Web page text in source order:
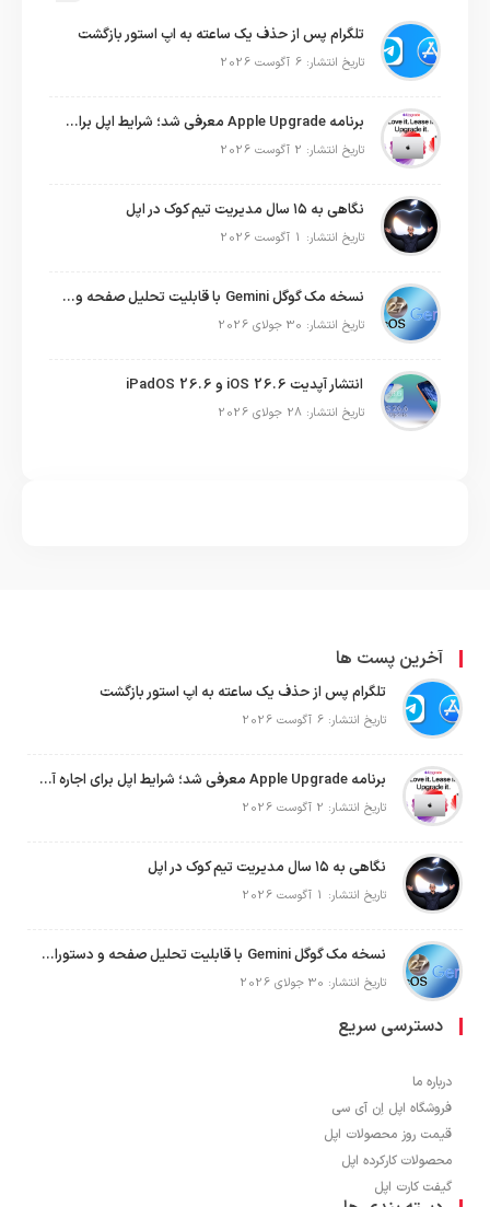
تلگرام پس از حذف یک ساعته به اپ استور بازگشت
تاریخ انتشار: 6 آگوست 2026
برنامه Apple Upgrade معرفی شد؛ شرایط اپل برای اجاره آیفون، آیپد، مک و اپل واچ
تاریخ انتشار: 2 آگوست 2026
نگاهی به ۱۵ سال مدیریت تیم کوک در اپل
تاریخ انتشار: 1 آگوست 2026
نسخه مک گوگل Gemini با قابلیت تحلیل صفحه و دستورات صوتی در به‌روزرسانی جدید
تاریخ انتشار: 30 جولای 2026
انتشار آپدیت iOS 26.6 و iPadOS 26.6
تاریخ انتشار: 28 جولای 2026
آخرین پست ها
تلگرام پس از حذف یک ساعته به اپ استور بازگشت
تاریخ انتشار: 6 آگوست 2026
برنامه Apple Upgrade معرفی شد؛ شرایط اپل برای اجاره آیفون، آیپد، مک و اپل واچ
تاریخ انتشار: 2 آگوست 2026
نگاهی به ۱۵ سال مدیریت تیم کوک در اپل
تاریخ انتشار: 1 آگوست 2026
نسخه مک گوگل Gemini با قابلیت تحلیل صفحه و دستورات صوتی در به‌روزرسانی جدید
تاریخ انتشار: 30 جولای 2026
دسترسی سریع
درباره ما
فروشگاه اپل اِن آی سی
قیمت روز محصولات اپل
محصولات کارکرده اپل
گیفت کارت اپل